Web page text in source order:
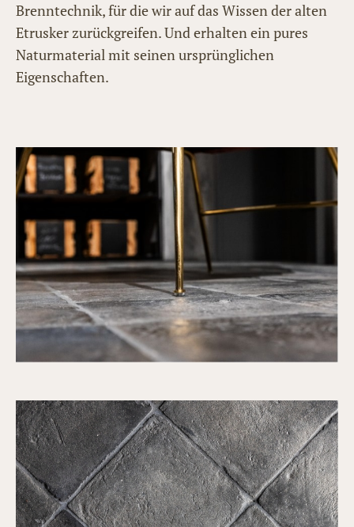
Brenntechnik, für die wir auf das Wissen der alten
Etrusker zurückgreifen. Und erhalten ein pures
Naturmaterial mit seinen ursprünglichen
Eigenschaften.